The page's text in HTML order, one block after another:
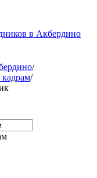
в Акбердино
/
/